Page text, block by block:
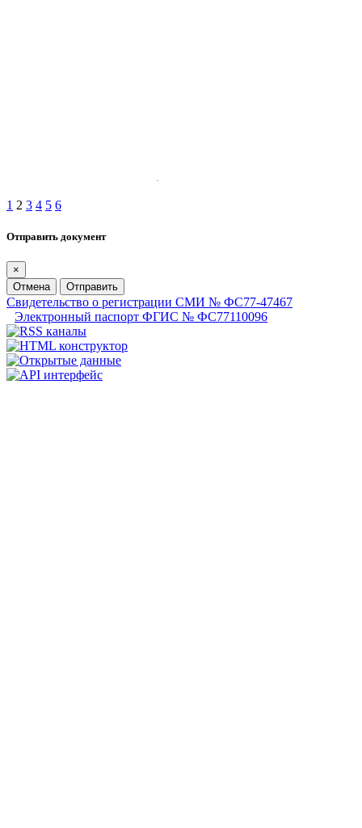
1 2 3 4 5 6
Отправить документ
×
Отмена
Отправить
Свидетельство о регистрации СМИ № ФС77-47467
Электронный паспорт ФГИС № ФС77110096